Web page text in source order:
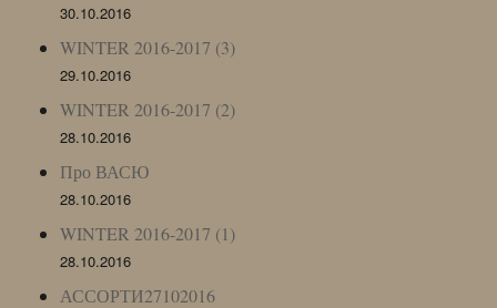
30.10.2016
WINTER 2016-2017 (3)
29.10.2016
WINTER 2016-2017 (2)
28.10.2016
Про ВАСЮ
28.10.2016
WINTER 2016-2017 (1)
28.10.2016
АССОРТИ27102016